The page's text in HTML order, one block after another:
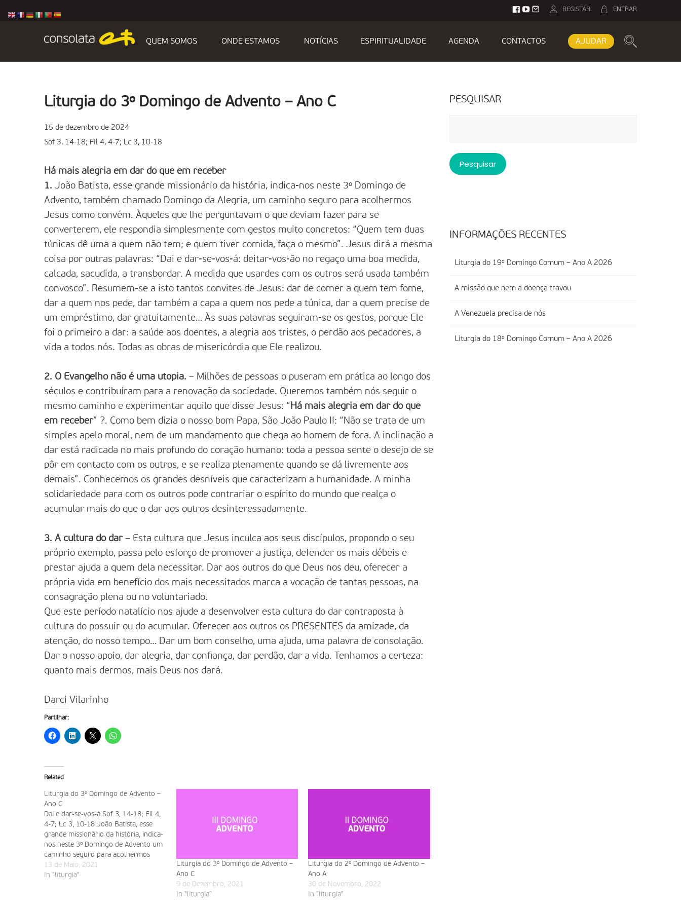
ENTRAR
REGISTAR
QUEM SOMOS ONDE ESTAMOS NOTÍCIAS ESPIRITUALIDADE AGENDA CONTACTOS AJUDAR
Liturgia do 3º Domingo de Advento – Ano C
15 de dezembro de 2024
Sof 3, 14-18; Fil 4, 4-7; Lc 3, 10-18
Há mais alegria em dar do que em receber
1. João Batista, esse grande missionário da história, indica-nos neste 3º Domingo de
Advento, também chamado Domingo da Alegria, um caminho seguro para acolhermos
Jesus como convém. Àqueles que lhe perguntavam o que deviam fazer para se
converterem, ele respondia simplesmente com gestos muito concretos: “Quem tem duas
túnicas dê uma a quem não tem; e quem tiver comida, faça o mesmo”. Jesus dirá a mesma
coisa por outras palavras: “Dai e dar-se-vos-á: deitar-vos-ão no regaço uma boa medida,
calcada, sacudida, a transbordar. A medida que usardes com os outros será usada também
convosco”. Resumem-se a isto tantos convites de Jesus: dar de comer a quem tem fome,
dar a quem nos pede, dar também a capa a quem nos pede a túnica, dar a quem precise de
um empréstimo, dar gratuitamente… Às suas palavras seguiram-se os gestos, porque Ele
foi o primeiro a dar: a saúde aos doentes, a alegria aos tristes, o perdão aos pecadores, a
vida a todos nós. Todas as obras de misericórdia que Ele realizou.
2. O Evangelho não é uma utopia. – Milhões de pessoas o puseram em prática ao longo dos
séculos e contribuíram para a renovação da sociedade. Queremos também nós seguir o
mesmo caminho e experimentar aquilo que disse Jesus: “ Há mais alegria em dar do que
em receber” ?. Como bem dizia o nosso bom Papa, São João Paulo II: “Não se trata de um
simples apelo moral, nem de um mandamento que chega ao homem de fora. A inclinação a
dar está radicada no mais profundo do coração humano: toda a pessoa sente o desejo de se
pôr em contacto com os outros, e se realiza plenamente quando se dá livremente aos
demais”. Conhecemos os grandes desníveis que caracterizam a humanidade. A minha
solidariedade para com os outros pode contrariar o espírito do mundo que realça o
acumular mais do que o dar aos outros desinteressadamente.
3. A cultura do dar– Esta cultura que Jesus inculca aos seus discípulos, propondo o seu
próprio exemplo, passa pelo esforço de promover a justiça, defender os mais débeis e
prestar ajuda a quem dela necessitar. Dar aos outros do que Deus nos deu, oferecer a
própria vida em benefício dos mais necessitados marca a vocação de tantas pessoas, na
consagração plena ou no voluntariado.
Que este período natalício nos ajude a desenvolver esta cultura do dar contraposta à
cultura do possuir ou do acumular. Oferecer aos outros os PRESENTES da amizade, da
atenção, do nosso tempo… Dar um bom conselho, uma ajuda, uma palavra de consolação.
Dar o nosso apoio, dar alegria, dar confiança, dar perdão, dar a vida. Tenhamos a certeza:
quanto mais dermos, mais Deus nos dará.
Darci Vilarinho
Partilhar:
Related
Liturgia do 3º Domingo de Advento –
Ano C
Dai e dar-se-vos-á Sof 3, 14-18; Fil 4,
4-7; Lc 3, 10-18 João Batista, esse
grande missionário da história, indica-
nos neste 3º Domingo de Advento um
caminho seguro para acolhermos
Jesus como convém. Àqueles que lhe
perguntavam: “Que devemos fazer?”,
13 de Maio, 2021
In "liturgia"
Liturgia do 3º Domingo de Advento –
Ano C
9 de Dezembro, 2021
In "liturgia"
Liturgia do 2º Domingo de Advento –
Ano A
30 de Novembro, 2022
In "liturgia"
PESQUISAR
INFORMAÇÕES RECENTES
Liturgia do 19º Domingo Comum – Ano A 2026
A missão que nem a doença travou
A Venezuela precisa de nós
Liturgia do 18º Domingo Comum – Ano A 2026